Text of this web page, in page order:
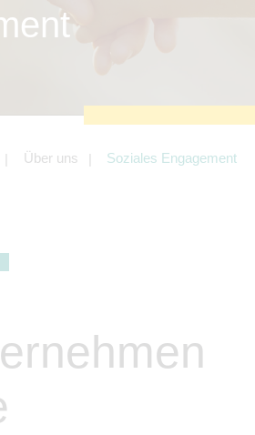
Über uns Soziales Engagement
und Targeting-Cookies
einschließlich der
von z.B. Facebook und